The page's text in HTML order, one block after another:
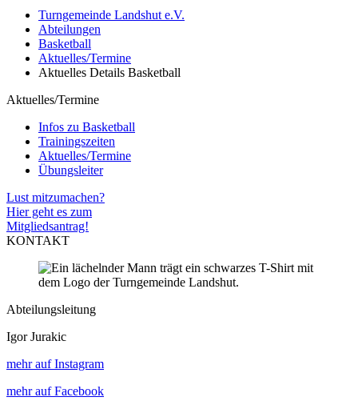
Turngemeinde Landshut e.V.
Abteilungen
Basketball
Aktuelles/Termine
Aktuelles Details Basketball
Aktuelles/Termine
Infos zu Basketball
Trainingszeiten
Aktuelles/Termine
Übungsleiter
Lust mitzumachen?
Hier geht es zum
Mitgliedsantrag!
KONTAKT
Abteilungsleitung
Igor Jurakic
mehr auf Instagram
mehr auf Facebook